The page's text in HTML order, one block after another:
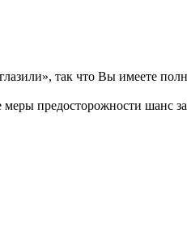
так что Вы имеете
предосторожности шанс